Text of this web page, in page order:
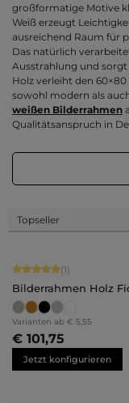
großformatige Motive
Weiß erzeugt
ausreichend Raum für
Das natürlich
Ausstrahlung und
Holz verleiht den
sowohl modern als
weißen Bilderrahmen
Qualitätsanspruch in
Durchschnittliche
(1)
Bilderrahmen Holz
Varianten ab € 5,55
€ 101,75
Jetzt konfigurieren